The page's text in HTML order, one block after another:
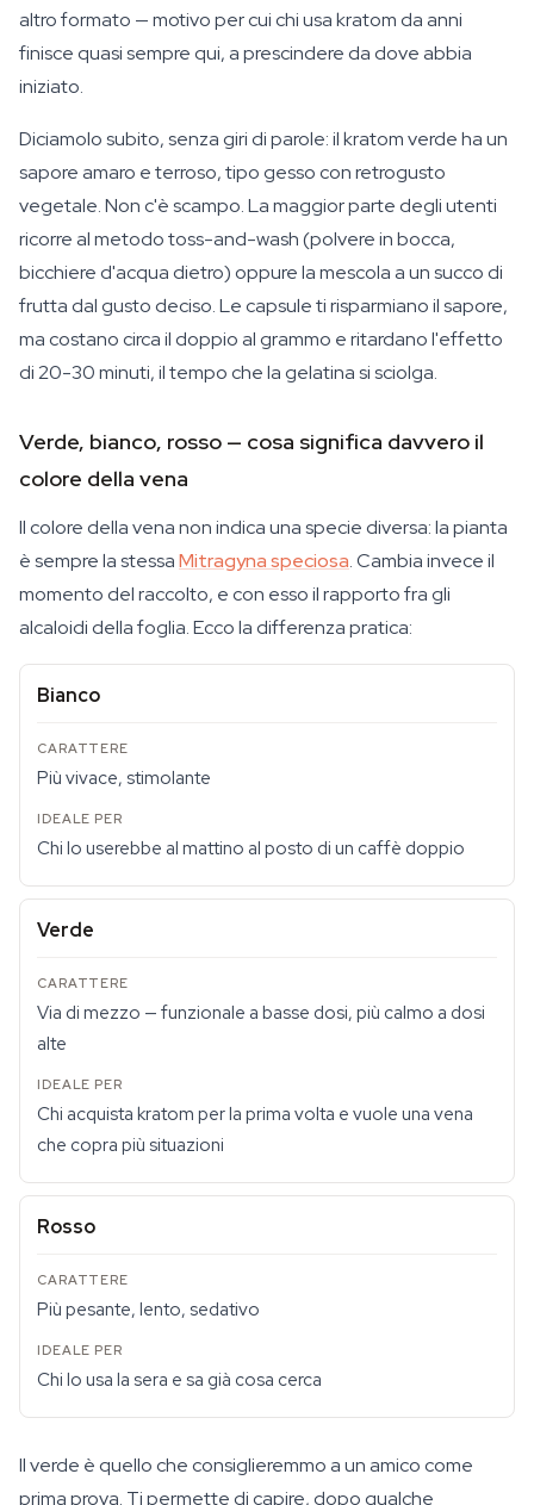
altro formato — motivo per cui chi usa kratom da anni
finisce quasi sempre qui, a prescindere da dove abbia
iniziato.
Diciamolo subito, senza giri di parole: il kratom verde ha un
sapore amaro e terroso, tipo gesso con retrogusto
vegetale. Non c'è scampo. La maggior parte degli utenti
ricorre al metodotoss-and-wash(polvere in bocca,
bicchiere d'acqua dietro) oppure la mescola a un succo di
frutta dal gusto deciso. Le capsule ti risparmiano il sapore,
ma costano circa il doppio al grammo e ritardano l'effetto
di 20-30 minuti, il tempo che la gelatina si sciolga.
Verde, bianco, rosso — cosa significa davvero il
colore della vena
Il colore della vena non indica una specie diversa: la pianta
è sempre la stessaMitragyna speciosa. Cambia invece il
momento del raccolto, e con esso il rapporto fra gli
alcaloidi della foglia. Ecco la differenza pratica:
Bianco
Più vivace, stimolante
Chi lo userebbe al mattino al posto di un caffè doppio
Verde
Via di mezzo — funzionale a basse dosi, più calmo a dosi
alte
Chi acquista kratom per la prima volta e vuole una vena
che copra più situazioni
Rosso
Più pesante, lento, sedativo
Chi lo usa la sera e sa già cosa cerca
Il verde è quello che consiglieremmo a un amico come
prima prova. Ti permette di capire, dopo qualche